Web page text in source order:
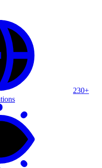
230+